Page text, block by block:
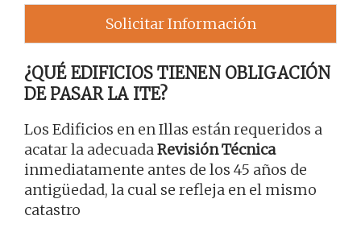
Solicitar Información
¿QUÉ EDIFICIOS TIENEN OBLIGACIÓN
DE PASAR LA ITE?
Los Edificios en en Illas están requeridos a
acatar la adecuadaRevisión Técnica
inmediatamente antes de los 45 años de
antigüedad, la cual se refleja en el mismo
catastro